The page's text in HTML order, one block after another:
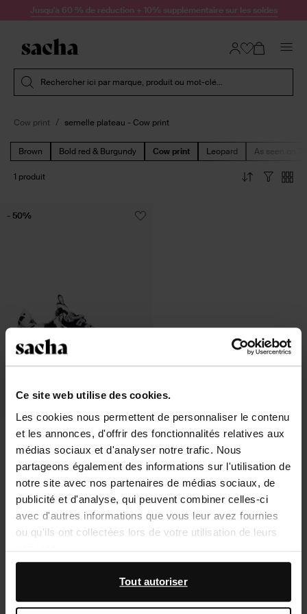
Ce site web utilise des cookies.
Les cookies nous permettent de personnaliser le contenu
et les annonces, d'offrir des fonctionnalités relatives aux
médias sociaux et d'analyser notre trafic. Nous
partageons également des informations sur l'utilisation de
notre site avec nos partenaires de médias sociaux, de
publicité et d'analyse, qui peuvent combiner celles-ci
avec d'autres informations que vous leur avez fournies
ou qu'ils ont collectées lors de votre utilisation de leurs
services.
En outre, nous travaillons avec Google à des fins de
publicité et de mesure. Vous pouvez en savoir plus sur la
Tout autoriser
Passer au contenu
Jusqu'à 60 % de réduction + 10% supplémentaire sur les soldes
Rechercher ici par marque, produit ou mot-clé...
Cow print semelle plateau - Cow print
Brown Bold red & Burgundy Cow print Leopard As seen on
1 produit
Baskets avec imprimé vache
126.00
63.00
- 50%
À propos de Sacha
Livraison